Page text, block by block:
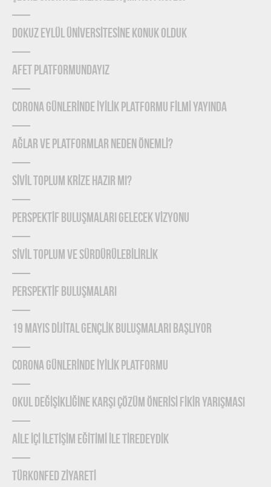
DOKUZ EYLÜL ÜNİVERSİTESİNE KONUK OLDUK
AFET PLATFORMUNDAYIZ
CORONA GÜNLERİNDE İYİLİK PLATFORMU FİLMİ YAYINDA
Ağlar ve Platformlar Neden Önemlİ?
SİVİL TOPLUM KRİZE HAZIR MI?
PERSPEKTİF BULUŞMALARI GELECEK VİZYONU
SİVİL TOPLUM VE SÜRDÜRÜLEBİLİRLİK
PERSPEKTİF BULUŞMALARI
19 MAYIS DİJİTAL GENÇLİK BULUŞMALARI BAŞLIYOR
CORONA GÜNLERİNDE İYİLİK PLATFORMU
OKUL DEĞİŞİKLİĞİNE KARŞI ÇÖZÜM ÖNERİSİ FİKİR YARIŞMASI
AİLE İÇİ İLETİŞİM EĞİTİMİ İLE TİREDEYDİK
TÜRKONFED ZİYARETİ